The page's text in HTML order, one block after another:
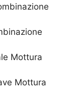
Mottura
Mottura